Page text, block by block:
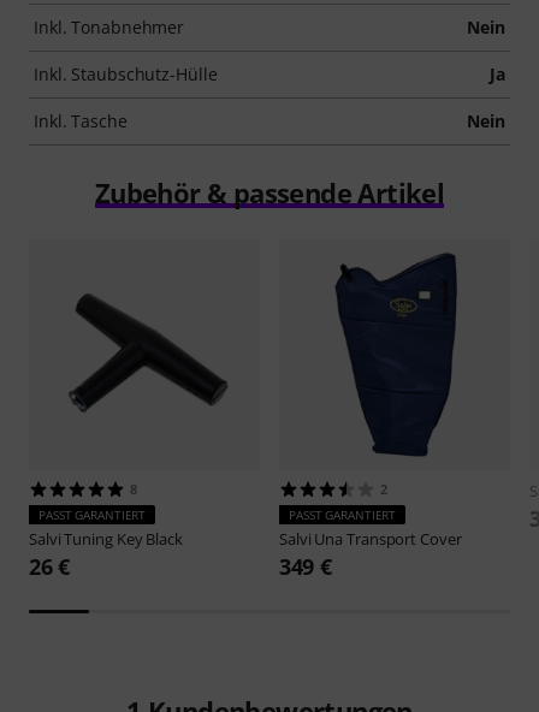
Inkl. Tonabnehmer Nein
Inkl. Staubschutz-Hülle Ja
Inkl. Tasche Nein
Zubehör & passende Artikel
8
PASST GARANTIERT
SalviTuning Key Black
26 €
2
PASST GARANTIERT
Salvi Una Transport Cover
349 €